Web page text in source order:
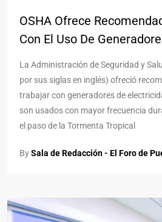
OSHA Ofrece
Con El Uso De
La Administración de Seguridad y
por sus siglas en inglés) ofreció
trabajar con generadores de
son usados con mayor frecuencia
el paso de la Tormenta Tropical
BySala de Redacción - El Foro de